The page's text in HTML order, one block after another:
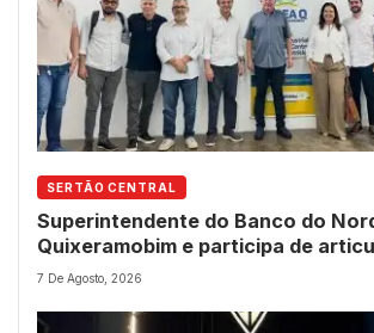
SERTÃO CENTRAL
Superintendente do Banco do
Quixeramobim e participa de
avanço do futuro shopping
7 De Agosto, 2026